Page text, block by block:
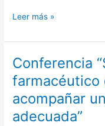
Leer más »
Conferencia
farmacéutico
acompañar
adecuada”
Conferencia
“Semaglutida:
lo
que
el